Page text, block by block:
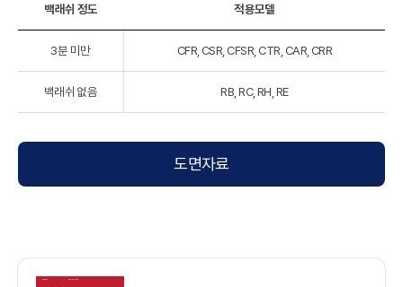
백래쉬 정도 적용모델
3분 미만 CFR, CSR, CFSR, CTR, CAR, CRR
백래쉬 없음 RB, RC, RH, RE
도면자료